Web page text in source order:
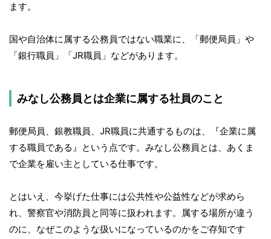
ます。
国や自治体に属する公務員ではない職業に、「郵便局員」や
「銀行職員」「JR職員」などがあります。
みなし公務員とは企業に属する社員のこと
郵便局員、銀教職員、JR職員に共通するものは、『企業に属
する職員である』という点です。みなし公務員とは、あくま
で企業を雇い主としている仕事です。
とはいえ、今挙げた仕事には公共性や公益性などが求めら
れ、警察官や消防員と同等に扱われます。属する場所が違う
のに、なぜこのような扱いになっているのかをご存知です